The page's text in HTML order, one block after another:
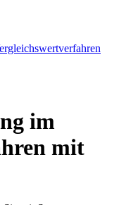
im
mit